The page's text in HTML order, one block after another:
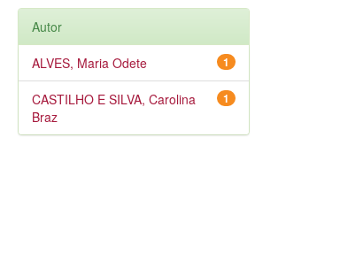
Autor
1
ALVES, Maria Odete
1
CASTILHO E SILVA, Carolina
Braz